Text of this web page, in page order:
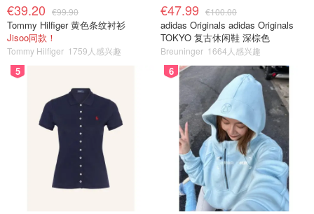
€39.20 €99.90
Tommy Hilfiger 黄色条纹衬衫
Jisoo同款！
Tommy Hilfiger 1759人感兴趣
€47.99 €100.00
adidas Originals adidas Originals
TOKYO 复古休闲鞋 深棕色
Breuninger 1664人感兴趣
5 6